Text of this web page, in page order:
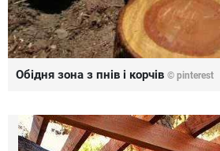
Обідня зона з пнів і корчів © pinterest